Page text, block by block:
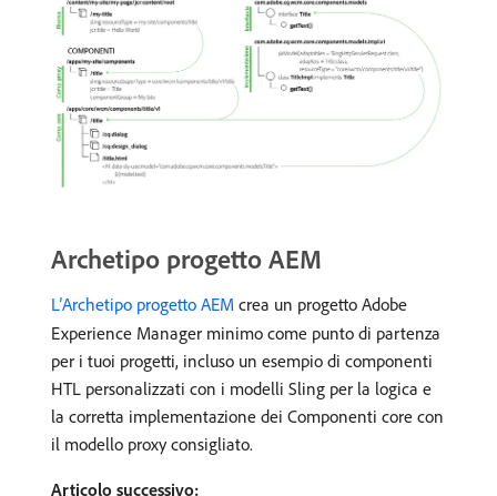
Archetipo progetto AEM
L’Archetipo progetto AEM crea un progetto Adobe
Experience Manager minimo come punto di partenza
per i tuoi progetti, incluso un esempio di componenti
HTL personalizzati con i modelli Sling per la logica e
la corretta implementazione dei Componenti core con
il modello proxy consigliato.
Articolo successivo: